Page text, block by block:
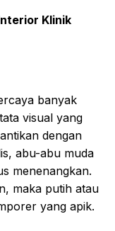
Klinik
banyak
visual yang
dengan
abu-abu muda
menenangkan.
maka putih atau
yang apik.